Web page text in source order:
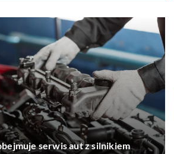
serwis aut z silnikiem